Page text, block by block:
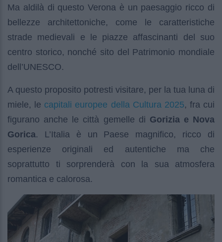
Ma aldilà di questo Verona è un paesaggio ricco di
bellezze architettoniche, come le caratteristiche
strade medievali e le piazze affascinanti del suo
centro storico, nonché sito del Patrimonio mondiale
dell’UNESCO.
A questo proposito potresti visitare, per la tua luna di
miele, le capitali europee della Cultura 2025, fra cui
figurano anche le città gemelle di Gorizia e Nova
Gorica. L’Italia è un Paese magnifico, ricco di
esperienze originali ed autentiche ma che
soprattutto ti sorprenderà con la sua atmosfera
romantica e calorosa.